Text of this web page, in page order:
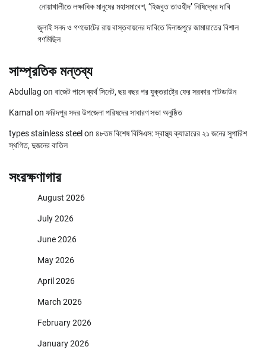
নোয়াখালীতে লক্ষাধিক মানুষের মহাসমাবেশ, ‘হিজবুত তাওহীদ’ নিষিদ্ধের দাবি
জুলাই সনদ ও গণভোটের রায় বাস্তবায়নের দাবিতে দিনাজপুরে জামায়াতের বিশাল
গণমিছিল
সাম্প্রতিক মন্তব্য
Abdullag on বাজেট পাসে ব্যর্থ সিনেট, ছয় বছর পর যুক্তরাষ্ট্রে ফের সরকার শাটডাউন
Kamal on ফরিদপুর সদর উপজেলা পরিষদের সাধারণ সভা অনুষ্ঠিত
types stainless steel on ৪৮তম বিশেষ বিসিএস: স্বাস্থ্য ক্যাডারের ২১ জনের সুপারিশ
স্থগিত, দুজনের বাতিল
সংরক্ষণাগার
August 2026
July 2026
June 2026
May 2026
April 2026
March 2026
February 2026
January 2026